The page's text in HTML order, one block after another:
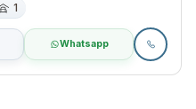
1
Whatsapp